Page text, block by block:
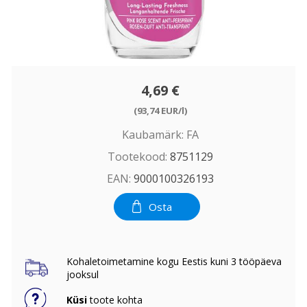
4,69 €
(93,74 EUR/l)
Kaubamärk: FA
Tootekood: 8751129
EAN: 9000100326193
Osta
Kohaletoimetamine kogu Eestis kuni 3 tööpäeva
jooksul
Küsitoote kohta